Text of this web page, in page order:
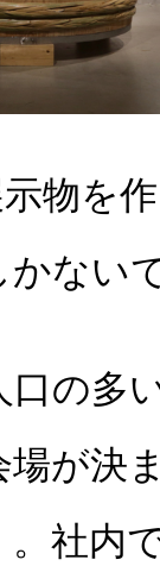
物を
ない
の多
場が決
社内